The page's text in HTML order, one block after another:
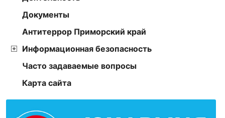
Документы
Антитеррор Приморский край
Информационная безопасность
Часто задаваемые вопросы
Карта сайта